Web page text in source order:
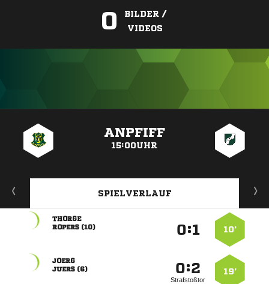
0
BILDER /
VIDEOS
ANPFIFF
15:00UHR
SPIELVERLAUF
10’
:

 
19’
:
Strafstoßtor

 